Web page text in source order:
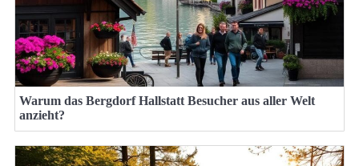
Warum das Bergdorf Hallstatt Besucher aus aller Welt
anzieht?